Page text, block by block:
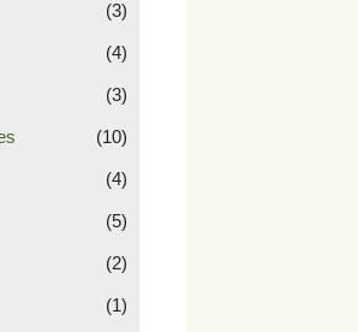
(3)
(4)
(3)
(10)
(4)
(5)
(2)
(1)